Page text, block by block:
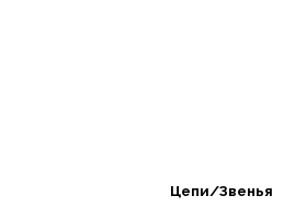
Цепи/Звенья